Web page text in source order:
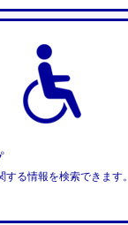
る情報を検索できます。